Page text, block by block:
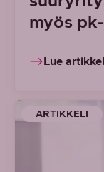
myös
Lue
ARTIKKELI